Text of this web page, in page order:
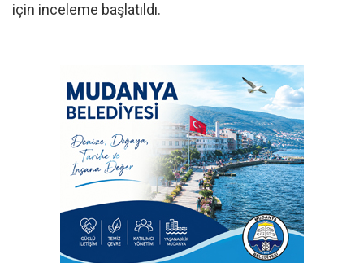
için inceleme başlatıldı.